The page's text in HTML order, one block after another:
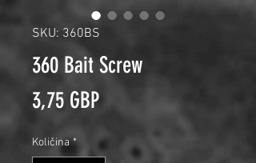
SKU: 360BS
360 Bait Screw
3,75 GBPPrice
Količina *